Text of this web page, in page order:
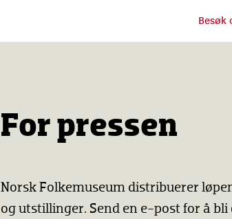
Besøk
For pressen
Norsk Folkemuseum distribuerer
og utstillinger. Send en e-post for å